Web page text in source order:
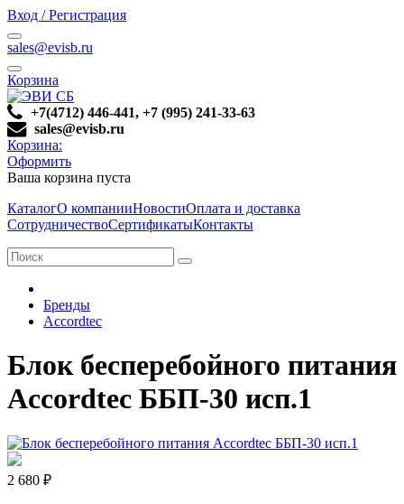
Вход / Регистрация
sales@evisb.ru
Корзина
+7(4712) 446-441, +7 (995) 241-33-63
sales@evisb.ru
Корзина:
Оформить
Ваша корзина пуста
КаталогО компанииНовостиОплата и доставка
СотрудничествоСертификатыКонтакты
Бренды
Accordtec
Блок бесперебойного питания
Accordtec ББП-30 исп.1
2 680 ₽